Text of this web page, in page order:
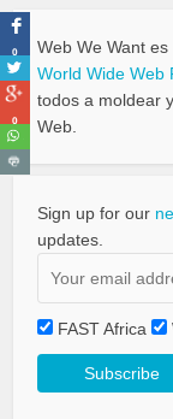
Web We Want
World Wide Web
todos a moldear
Web.
Sign up for our
updates.
FAST Africa
0
0